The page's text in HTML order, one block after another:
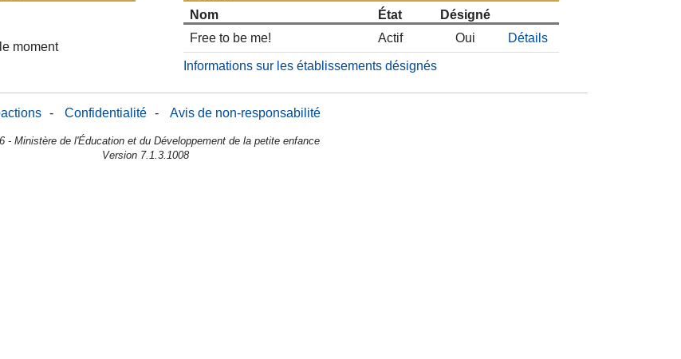
moment
Nom État
Désigné
Free to be me!
Actif Oui Détails
Informations sur les établissements désignés
- Confidentialité - Avis de non-responsabilité
- Ministère de l'Éducation et du Développement de la petite enfance
Version 7.1.3.1008